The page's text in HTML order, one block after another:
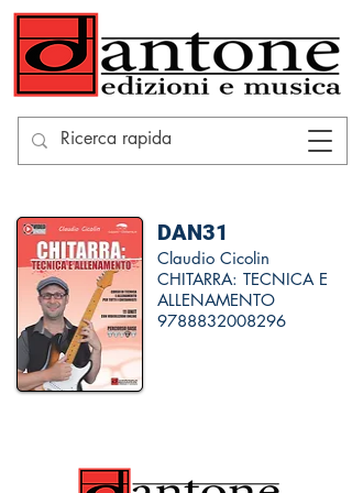
DAN31
Claudio Cicolin
CHITARRA: TECNICA E
ALLENAMENTO
9788832008296